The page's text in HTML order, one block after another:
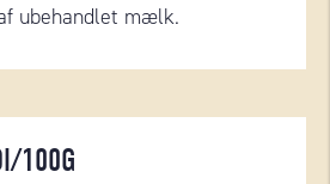
ubehandlet mælk.
100G